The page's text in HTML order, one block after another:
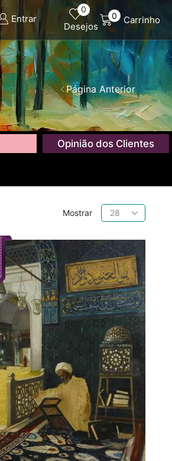
Entrar
0
Desejos
0 Carrinho
Página Anterior
Opinião dos Clientes
Mostrar
Produtos
por